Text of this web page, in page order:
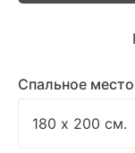
Спальное место